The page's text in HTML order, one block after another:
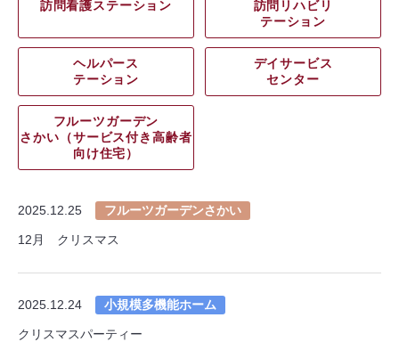
訪問看護ステーション
訪問リハビリ
テーション
ヘルパース
テーション
デイサービス
センター
フルーツガーデン
さかい（サービス付き高齢者
向け住宅）
2025.12.25 フルーツガーデンさかい
12月 クリスマス
2025.12.24 小規模多機能ホーム
クリスマスパーティー